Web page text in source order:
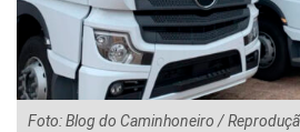
Foto: Blog do Caminhoneiro /